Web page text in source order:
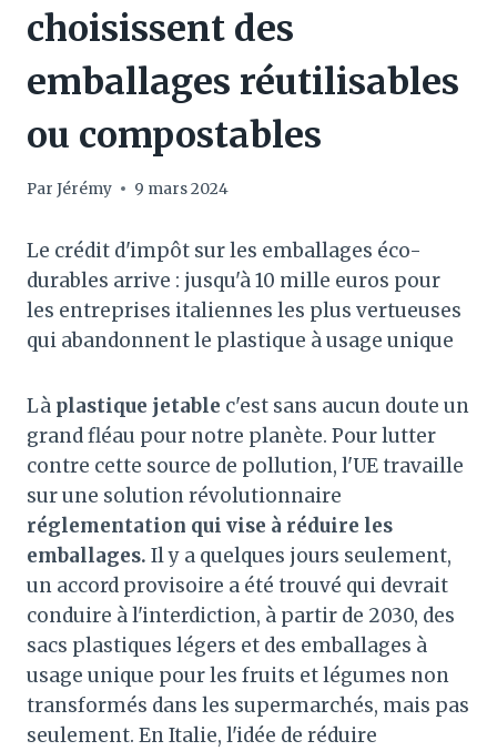
choisissent des
emballages réutilisables
ou compostables
Par Jérémy 9 mars 2024
Le crédit d'impôt sur les emballages éco-
durables arrive : jusqu'à 10 mille euros pour
les entreprises italiennes les plus vertueuses
qui abandonnent le plastique à usage unique
Là plastique jetable c'est sans aucun doute un
grand fléau pour notre planète. Pour lutter
contre cette source de pollution, l'UE travaille
sur une solution révolutionnaire
réglementation qui vise à réduire les
emballages. Il y a quelques jours seulement,
un accord provisoire a été trouvé qui devrait
conduire à l'interdiction, à partir de 2030, des
sacs plastiques légers et des emballages à
usage unique pour les fruits et légumes non
transformés dans les supermarchés, mais pas
seulement. En Italie, l'idée de réduire